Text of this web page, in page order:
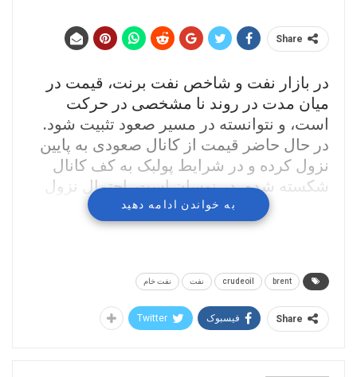
Share
در بازار نفت و شاخص نفت برنت، قیمت در
میان مدت در روند نا مشخصی در حرکت
است، و نتوانسته در مسیر صعود تثبیت شود.
در حال حاضر قیمت از کانال صعودی به پایین
نزول کرده و در شرایط پولبک به کف کانال
شکسته شده، در نوسان است. احتمال نزول
قیمت با تشکیل الگوی سرو شانه سقف تقویت
شده است. امروز شاخص هفتگی تغییرات
که می تواند بر روند کوتاه مدت قیمت نفت
تاثیرگذار باشد.
به خواندن ادامه دهید
brent
crudeoil نفت نفت خام
Share فیسبوک Twitter